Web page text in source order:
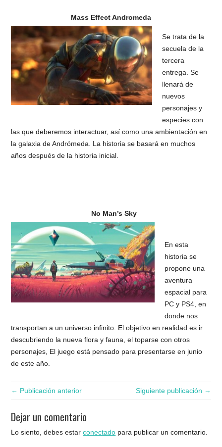
Mass Effect Andromeda
Se trata de la
secuela de la
tercera
entrega. Se
llenará de
nuevos
personajes y
especies con
las que deberemos interactuar, así como una ambientación en
la galaxia de Andrómeda. La historia se basará en muchos
años después de la historia inicial.
No Man’s Sky
En esta
historia se
propone una
aventura
espacial para
PC y PS4, en
donde nos
transportan a un universo infinito. El objetivo en realidad es ir
descubriendo la nueva flora y fauna, el toparse con otros
personajes, El juego está pensado para presentarse en junio
de este año.
← Publicación anterior Siguiente publicación →
Dejar un comentario
Lo siento, debes estarconectado para publicar un comentario.